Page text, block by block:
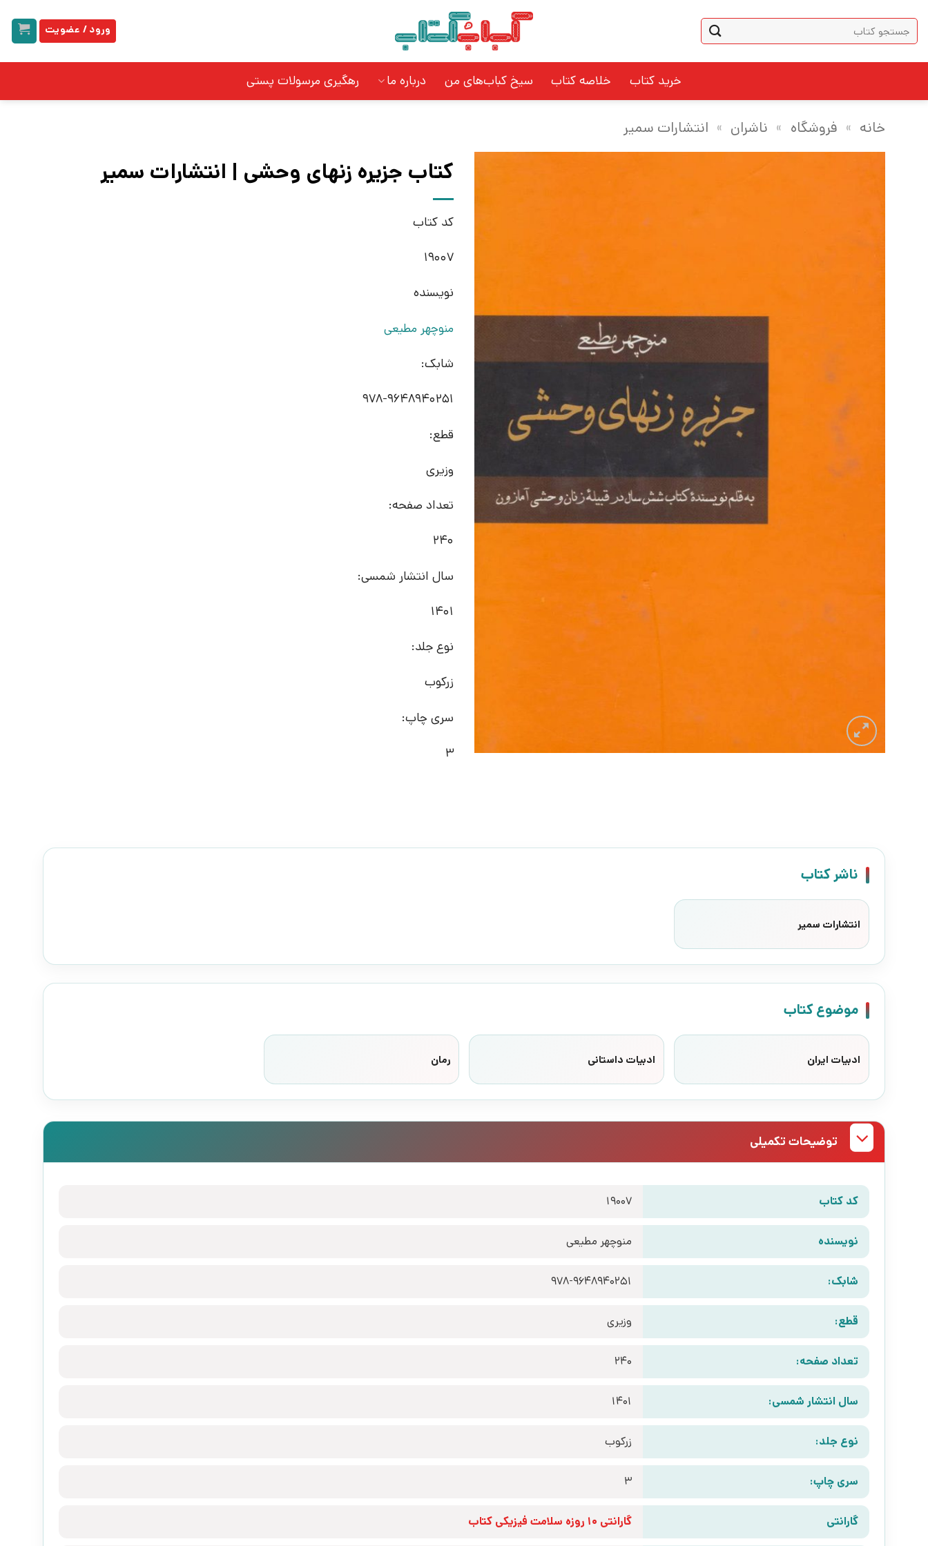
content
جستجو
برای:
ورود / عضویت
خرید کتاب خلاصه کتاب سیخ کباب‌های من درباره ما رهگیری مرسولات پستی
خانه » فروشگاه » ناشران » انتشارات سمیر
کتاب جزیره زنهای وحشی | انتشارات سمیر
کد کتاب
19007
نویسنده
منوچهر مطیعی
شابک:
978-9648940251
قطع:
وزیری
تعداد صفحه:
240
سال انتشار شمسی:
1401
نوع جلد:
زرکوب
سری چاپ:
3
ناشر کتاب
انتشارات سمیر
موضوع کتاب
ادبیات ایران ادبیات داستانی رمان
توضیحات تکمیلی
کد کتاب 19007
نویسنده منوچهر مطیعی
شابک: 978-9648940251
قطع: وزیری
تعداد صفحه: 240
سال انتشار شمسی: 1401
نوع جلد: زرکوب
سری چاپ: 3
گارانتی گارانتی 10 روزه سلامت فیزیکی کتاب